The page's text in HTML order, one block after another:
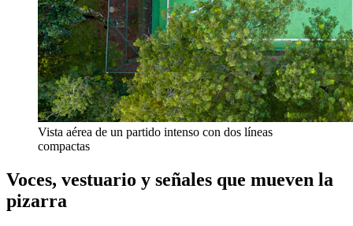
Vista aérea de un partido intenso con dos líneas
compactas
Voces, vestuario y señales que mueven la
pizarra